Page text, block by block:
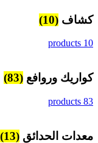
كشاف (10)
10 products
كواريك وروافع (83)
83 products
معدات الحدائق (13)